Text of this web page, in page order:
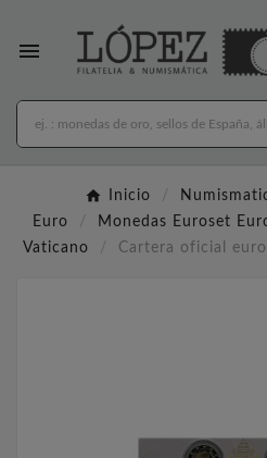

Inicio
Euro
Monedas Euroset
Vaticano
Cartera oficial